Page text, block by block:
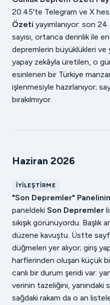
20.45'te Telegram ve X
Özeti yayımlanıyor: son
sayısı, ortanca derinlik ile
depremlerin büyüklükleri
yapay zekâyla üretilen, o
esinlenen bir Türkiye
işlenmesiyle hazırlanıyor;
bırakılmıyor.
Haziran 2026
İYILEŞTIRME
"Son Depremler"
paneldeki Son Depremler
sıkışık görünüyordu. Başlık
düzene kavuştu. Üstte
düğmeleri yer alıyor; giriş
harflerinden oluşan küçük
canlı bir durum şeridi var:
verinin tazeliğini, yanındaki
sağdaki rakam da o an